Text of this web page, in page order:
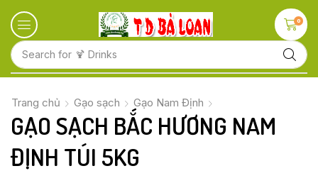
Search for 🍋 Fruits
0
Trang chủ Gạo sạch Gạo Nam Định
GẠO SẠCH BẮC HƯƠNG NAM
ĐỊNH TÚI 5KG